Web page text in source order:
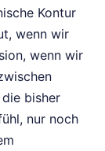
Kontur
wenn wir
wenn wir
bisher
nur noch